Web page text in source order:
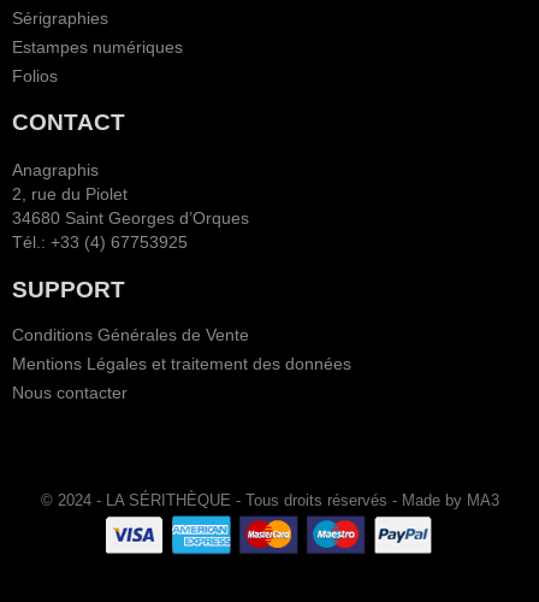
Sérigraphies
Estampes numériques
Folios
CONTACT
Anagraphis
2, rue du Piolet
34680 Saint Georges d’Orques
Tél.: +33 (4) 67753925
SUPPORT
Conditions Générales de Vente
Mentions Légales et traitement des données
Nous contacter
© 2024 - LA SÉRITHÈQUE - Tous droits réservés - Made by MA3